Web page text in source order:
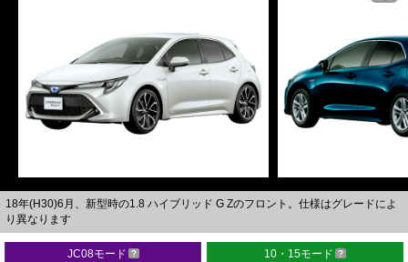
18年(H30)6月、新型時の1.8 ハイブリッド G Zのフロント。仕様はグレードによ
り異なります
JC08モード 10・15モード